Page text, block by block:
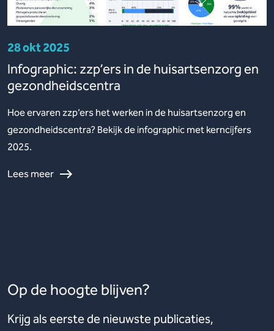
28 okt 2025
Infographic: zzp’ers in de huisartsenzorg en
gezondheidscentra
Hoe ervaren zzp’ers het werken in de huisartsenzorg en
gezondheidscentra? Bekijk de infographic met kerncijfers
2025.
Lees meer
Op de hoogte blijven?
Krijg als eerste de nieuwste publicaties,